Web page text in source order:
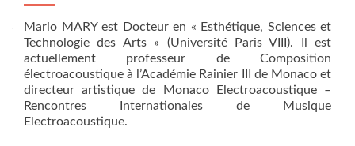
Mario MARY est Docteur en « Esthétique, Sciences et
Technologie des Arts » (Université Paris VIII). Il est
actuellement professeur de Composition
électroacoustique à l’Académie Rainier III de Monaco et
directeur artistique de Monaco Electroacoustique –
Rencontres Internationales de Musique
Electroacoustique.